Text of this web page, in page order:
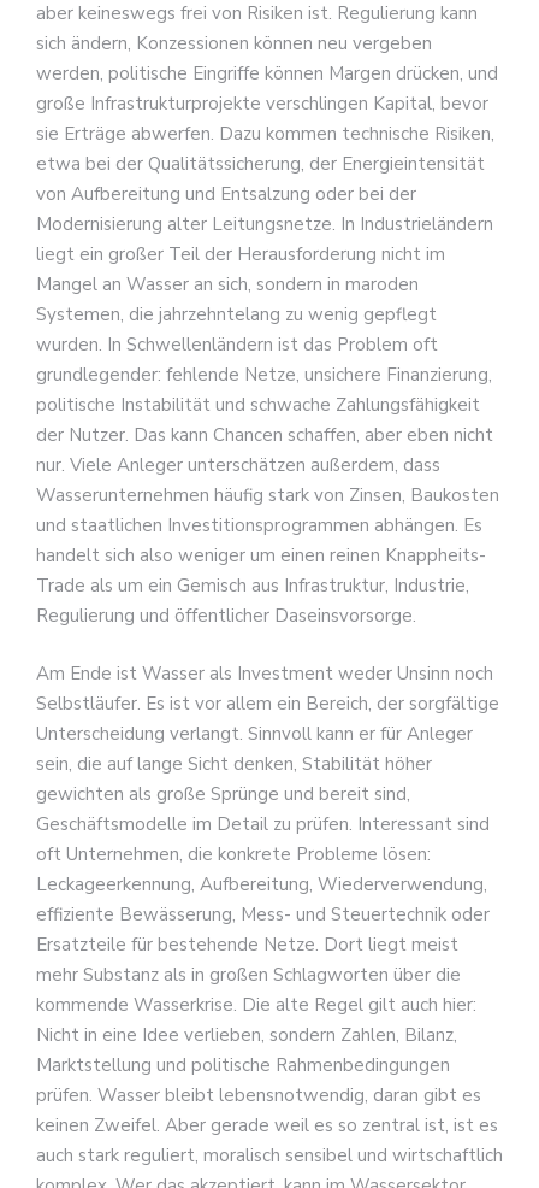
aber keineswegs frei von Risiken ist. Regulierung kann
sich ändern, Konzessionen können neu vergeben
werden, politische Eingriffe können Margen drücken, und
große Infrastrukturprojekte verschlingen Kapital, bevor
sie Erträge abwerfen. Dazu kommen technische Risiken,
etwa bei der Qualitätssicherung, der Energieintensität
von Aufbereitung und Entsalzung oder bei der
Modernisierung alter Leitungsnetze. In Industrieländern
liegt ein großer Teil der Herausforderung nicht im
Mangel an Wasser an sich, sondern in maroden
Systemen, die jahrzehntelang zu wenig gepflegt
wurden. In Schwellenländern ist das Problem oft
grundlegender: fehlende Netze, unsichere Finanzierung,
politische Instabilität und schwache Zahlungsfähigkeit
der Nutzer. Das kann Chancen schaffen, aber eben nicht
nur. Viele Anleger unterschätzen außerdem, dass
Wasserunternehmen häufig stark von Zinsen, Baukosten
und staatlichen Investitionsprogrammen abhängen. Es
handelt sich also weniger um einen reinen Knappheits-
Trade als um ein Gemisch aus Infrastruktur, Industrie,
Regulierung und öffentlicher Daseinsvorsorge.
Am Ende ist Wasser als Investment weder Unsinn noch
Selbstläufer. Es ist vor allem ein Bereich, der sorgfältige
Unterscheidung verlangt. Sinnvoll kann er für Anleger
sein, die auf lange Sicht denken, Stabilität höher
gewichten als große Sprünge und bereit sind,
Geschäftsmodelle im Detail zu prüfen. Interessant sind
oft Unternehmen, die konkrete Probleme lösen:
Leckageerkennung, Aufbereitung, Wiederverwendung,
effiziente Bewässerung, Mess- und Steuertechnik oder
Ersatzteile für bestehende Netze. Dort liegt meist
mehr Substanz als in großen Schlagworten über die
kommende Wasserkrise. Die alte Regel gilt auch hier:
Nicht in eine Idee verlieben, sondern Zahlen, Bilanz,
Marktstellung und politische Rahmenbedingungen
prüfen. Wasser bleibt lebensnotwendig, daran gibt es
keinen Zweifel. Aber gerade weil es so zentral ist, ist es
auch stark reguliert, moralisch sensibel und wirtschaftlich